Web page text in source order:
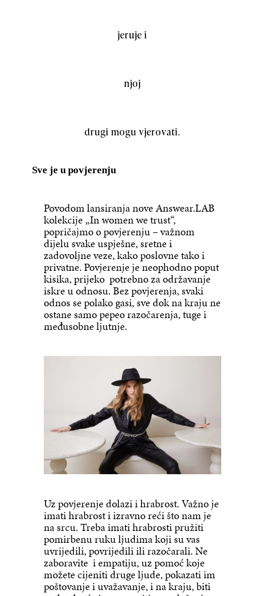
jeruje i
njoj
drugi mogu vjerovati.
Sve je u povjerenju
Povodom lansiranja nove Answear.LAB
kolekcije „In women we trust“,
popričajmo o povjerenju – važnom
dijelu svake uspješne, sretne i
zadovoljne veze, kako poslovne tako i
privatne. Povjerenje je neophodno poput
kisika, prijeko potrebno za održavanje
iskre u odnosu. Bez povjerenja, svaki
odnos se polako gasi, sve dok na kraju ne
ostane samo pepeo razočarenja, tuge i
međusobne ljutnje.
Uz povjerenje dolazi i hrabrost. Važno je
imati hrabrost i izravno reći što nam je
na srcu. Treba imati hrabrosti pružiti
pomirbenu ruku ljudima koji su vas
uvrijedili, povrijedili ili razočarali. Ne
zaboravite i empatiju, uz pomoć koje
možete cijeniti druge ljude, pokazati im
poštovanje i uvažavanje, i na kraju, biti